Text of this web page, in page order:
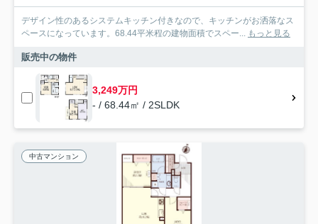
デザイン性のあるシステムキッチン付きなので、キッチンがお洒落なス
ペースになっています。68.44平米程の建物面積でスペー... もっと見る
販売中の物件
3,249万円
- / 68.44㎡ / 2SLDK
中古マンション